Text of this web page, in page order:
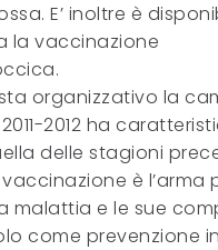
E’ inoltre è
la vaccinazione
organizzativo la
2012 ha
delle stagioni
è l’arma
malattia e le sue
come prevenzione